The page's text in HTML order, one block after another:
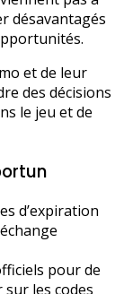
désavantagés
et de leur
des décisions
le jeu et de
d’expiration
pour de
sur les codes